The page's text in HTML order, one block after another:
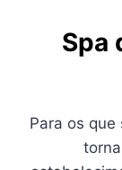
Spa
Para os